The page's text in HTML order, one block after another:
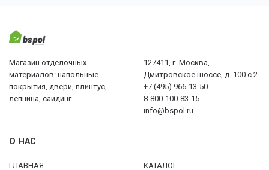
Магазин отделочных
материалов: напольные
покрытия, двери, плинтус,
лепнина, сайдинг.
127411, г. Москва,
Дмитровское шоссе, д. 100 с.2
+7 (495) 966-13-50
8-800-100-83-15
info@bspol.ru
О НАС
ГЛАВНАЯ КАТАЛОГ